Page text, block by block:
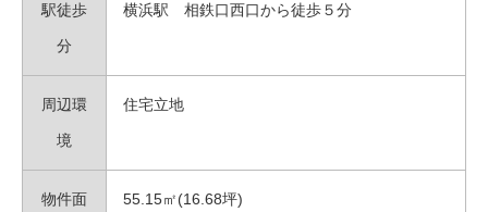
駅徒歩
分
横浜駅 相鉄口西口から徒歩５分
周辺環
境
住宅立地
物件面 55.15㎡(16.68坪)